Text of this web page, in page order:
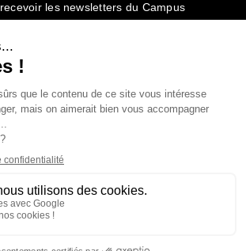
les newsletters du Campus